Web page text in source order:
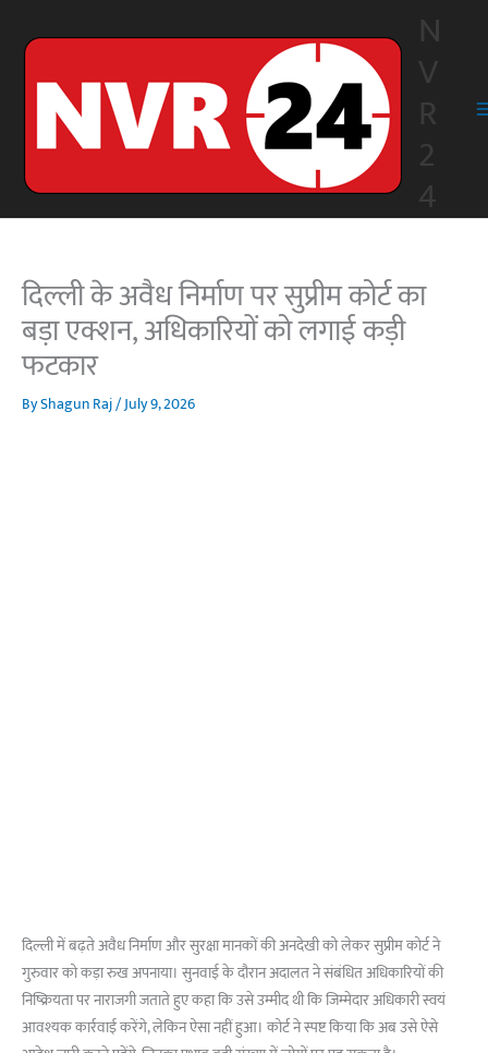
N
V
R
2
4
दिल्ली के अवैध निर्माण पर सुप्रीम कोर्ट का
बड़ा एक्शन, अधिकारियों को लगाई कड़ी
फटकार
ByShagun Raj/July 9, 2026
दिल्ली में बढ़ते अवैध निर्माण और सुरक्षा मानकों की अनदेखी को लेकर सुप्रीम कोर्ट ने
गुरुवार को कड़ा रुख अपनाया। सुनवाई के दौरान अदालत ने संबंधित अधिकारियों की
निष्क्रियता पर नाराजगी जताते हुए कहा कि उसे उम्मीद थी कि जिम्मेदार अधिकारी स्वयं
आवश्यक कार्रवाई करेंगे, लेकिन ऐसा नहीं हुआ। कोर्ट ने स्पष्ट किया कि अब उसे ऐसे